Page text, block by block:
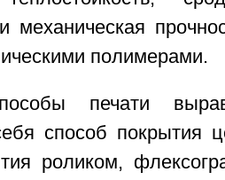
механическая
полимерами.
печати
способ покрытия
роликом,